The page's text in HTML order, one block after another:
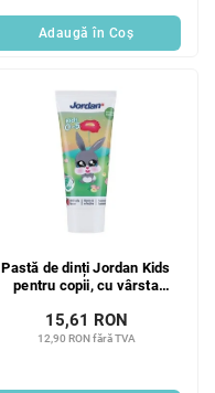
Adaugă în Coş
Pastă de dinți Jordan Kids
pentru copii, cu vârsta
ml
12,90 RON fără TVA
15,61 RON